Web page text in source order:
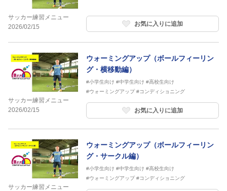
サッカー練習メニュー
2026/02/15
お気に入りに追加
サッカー練習メニュー
2026/02/15
ウォーミングアップ（ボールフィーリン
グ・横移動編）
#小学生向け #中学生向け #高校生向け
#ウォーミングアップ #コンディショニング
お気に入りに追加
サッカー練習メニュー
ウォーミングアップ（ボールフィーリン
グ・サークル編）
#小学生向け #中学生向け #高校生向け
#ウォーミングアップ #コンディショニング